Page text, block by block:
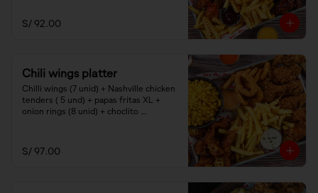
S/ 92.00
Chili wings platter
Chilli wings (7 unid) + Nashville chicken
tenders ( 5 und) + papas fritas XL +
onion rings (8 unid) + choclito
S/ 97.00